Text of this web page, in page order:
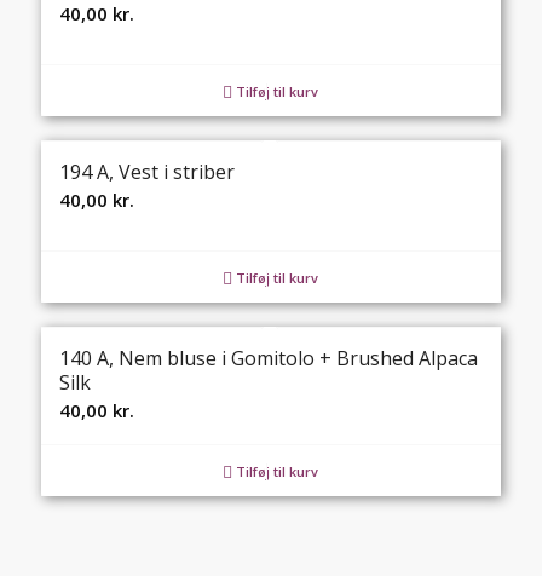
40,00 kr.
Tilføj til kurv
194 A, Vest i striber
40,00 kr.
Tilføj til kurv
140 A, Nem bluse i Gomitolo + Brushed Alpaca
Silk
40,00 kr.
Tilføj til kurv